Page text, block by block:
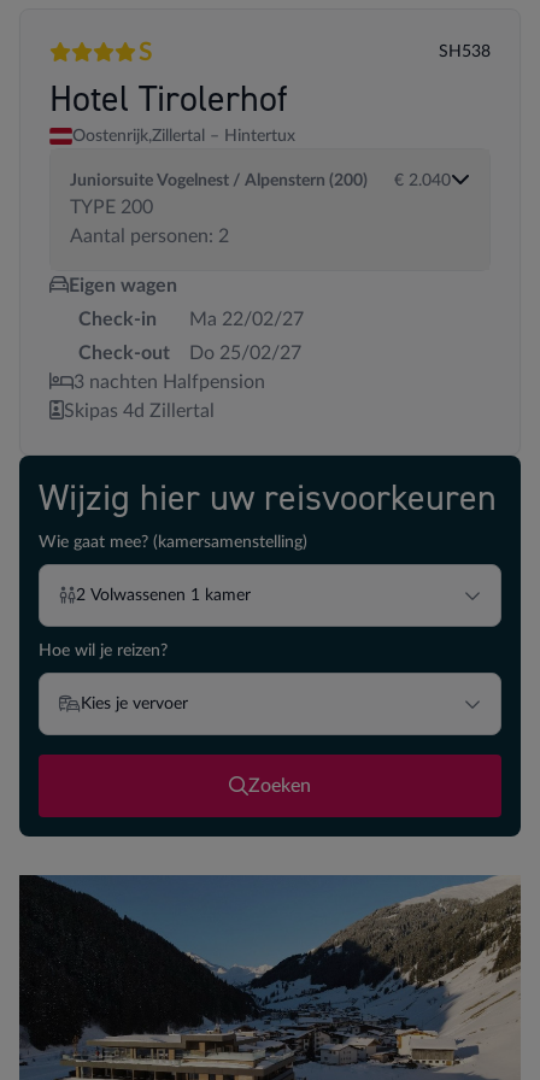
4 sterrenSuperior
S SH538
Hotel Tirolerhof
Oostenrijk,Zillertal – Hintertux
Juniorsuite Vogelnest / Alpenstern (200)
TYPE 200
Aantal personen: 2
€ 2.040
Eigen wagen
Check-in
Ma 22/02/27
Check-out
Do 25/02/27
3 nachten Halfpension
Skipas 4d Zillertal
Wijzig hier uw reisvoorkeuren
Wie gaat mee? (kamersamenstelling)
2 Volwassenen 1 kamer
Hoe wil je reizen?
Kies je vervoer
Zoeken